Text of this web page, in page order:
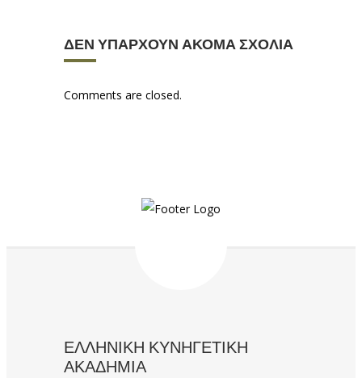
ΔΕΝ ΥΠΆΡΧΟΥΝ ΑΚΌΜΑ ΣΧΌΛΙΑ
Comments are closed.
ΕΛΛΗΝΙΚΗ ΚΥΝΗΓΕΤΙΚΗ
ΑΚΑΔΗΜΙΑ